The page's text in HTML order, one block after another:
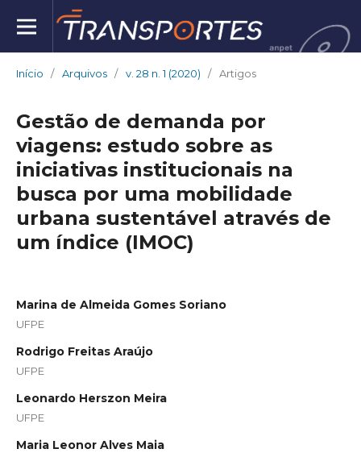
Início / Arquivos / v. 28 n. 1 (2020) / Artigos
Gestão de demanda por
viagens: estudo sobre as
iniciativas institucionais na
busca por uma mobilidade
urbana sustentável através de
um índice (IMOC)
Marina de Almeida Gomes Soriano
UFPE
Rodrigo Freitas Araújo
UFPE
Leonardo Herszon Meira
UFPE
Maria Leonor Alves Maia